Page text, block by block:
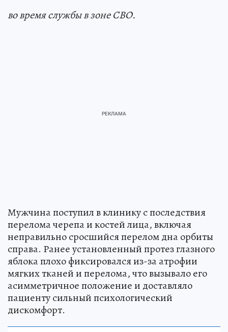
во время службы в зоне СВО.
Мужчина поступил в клинику с последствия
перелома черепа и костей лица, включая
неправильно сросшийся перелом дна орбиты
справа. Ранее установленный протез глазного
яблока плохо фиксировался из-за атрофии
мягких тканей и перелома, что вызывало его
асимметричное положение и доставляло
пациенту сильный психологический
дискомфорт.